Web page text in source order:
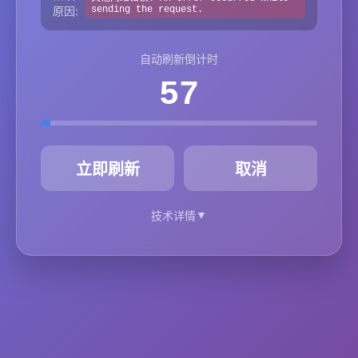
原因:
sending the request.
自动刷新倒计时
57
立即刷新 取消
技术详情▼